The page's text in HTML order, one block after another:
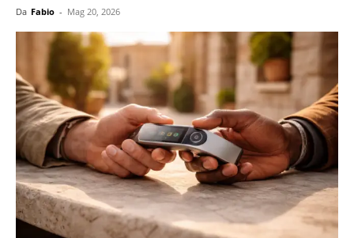
Da Fabio - Mag 20, 2026